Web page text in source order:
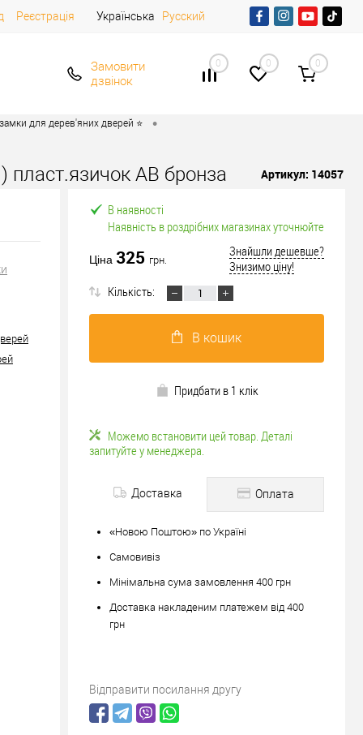
Реєстрація Українська Русский
Замовити
дзвінок
0 0 0
замки для дерев'яних дверей ⭐ •
пласт.язичок AB бронза Артикул: 14057
В наявності
Наявність в роздрібних магазинах уточнюйте
Ціна 325 грн.
Знайшли дешевше?
Знизимо ціну!
Кількість:
В кошик
Придбати в 1 клік
Можемо встановити цей товар. Деталі
запитуйте у менеджера.
Доставка Оплата
«Новою Поштою» по Україні
Самовивіз
Мінімальна сума замовлення 400 грн
Доставка накладеним платежем від 400
грн
Відправити посилання другу